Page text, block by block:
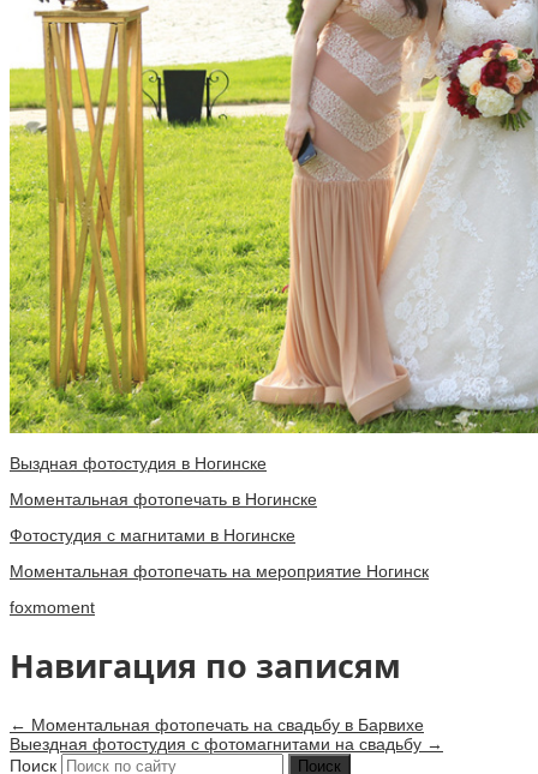
Выздная фотостудия в Ногинске
Моментальная фотопечать в Ногинске
Фотостудия с магнитами в Ногинске
Моментальная фотопечать на мероприятие Ногинск
foxmoment
Навигация по записям
← Моментальная фотопечать на свадьбу в Барвихе
Выездная фотостудия с фотомагнитами на свадьбу →
Поиск